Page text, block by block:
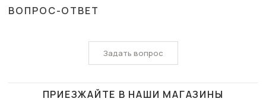
ВОПРОС-ОТВЕТ
Задать вопрос
ПРИЕЗЖАЙТЕ В НАШИ МАГАЗИНЫ